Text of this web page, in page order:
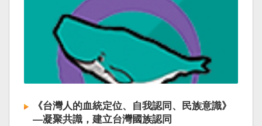
《台灣人的血統定位、自我認同、民族意識》
—凝聚共識，建立台灣國族認同